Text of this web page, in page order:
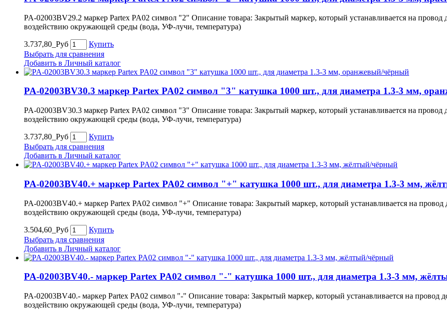
PA-02003BV29.2 маркер Partex PA02 символ "2" Описание товара: Закрытый маркер, который устанавливается на
воздействию окружающей среды (вода, УФ-лучи, температура)
3.737,80_Руб
Купить
Выбрать для сравнения
Добавить в Личный каталог
PA-02003BV30.3 маркер Partex PA02 символ "3" катушка 1000 шт., для диаметра 1.3-3 мм,
PA-02003BV30.3 маркер Partex PA02 символ "3" Описание товара: Закрытый маркер, который устанавливается на
воздействию окружающей среды (вода, УФ-лучи, температура)
3.737,80_Руб
Купить
Выбрать для сравнения
Добавить в Личный каталог
PA-02003BV40.+ маркер Partex PA02 символ "+" катушка 1000 шт., для диаметра 1.3-3 мм,
PA-02003BV40.+ маркер Partex PA02 символ "+" Описание товара: Закрытый маркер, который устанавливается на
воздействию окружающей среды (вода, УФ-лучи, температура)
3.504,60_Руб
Купить
Выбрать для сравнения
Добавить в Личный каталог
PA-02003BV40.- маркер Partex PA02 символ "-" катушка 1000 шт., для диаметра 1.3-3 мм,
PA-02003BV40.- маркер Partex PA02 символ "-" Описание товара: Закрытый маркер, который устанавливается на провод
воздействию окружающей среды (вода, УФ-лучи, температура)